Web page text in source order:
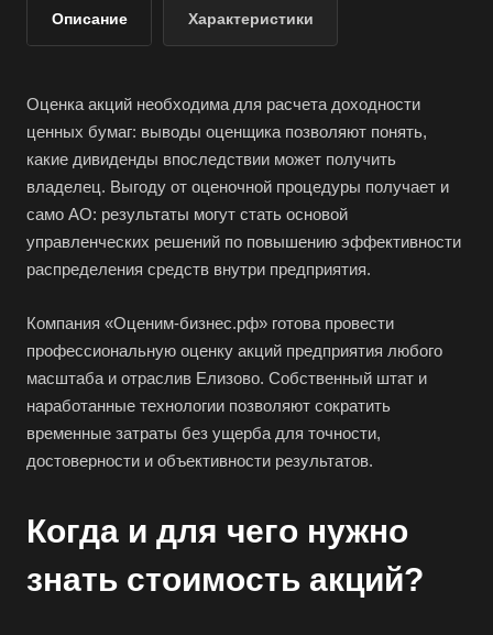
Описание Характеристики
Оценка акций необходима для расчета доходности
ценных бумаг: выводы оценщика позволяют понять,
какие дивиденды впоследствии может получить
владелец. Выгоду от оценочной процедуры получает и
само АО: результаты могут стать основой
управленческих решений по повышению эффективности
распределения средств внутри предприятия.
Компания «Оценим-бизнес.рф» готова провести
профессиональную оценку акций предприятия любого
масштаба и отраслив Елизово. Собственный штат и
наработанные технологии позволяют сократить
временные затраты без ущерба для точности,
достоверности и объективности результатов.
Когда и для чего нужно
знать стоимость акций?